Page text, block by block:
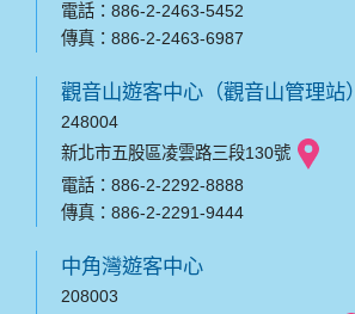
電話：886-2-2463-5452
傳真：886-2-2463-6987
觀音山遊客中心（觀音山管理站）
248004
新北市五股區凌雲路三段130號
電話：886-2-2292-8888
傳真：886-2-2291-9444
中角灣遊客中心
208003